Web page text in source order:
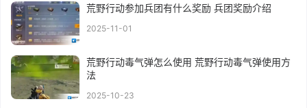
荒野行动参加兵团有什么奖励 兵团奖励介绍
2025-11-01
荒野行动毒气弹怎么使用 荒野行动毒气弹使用方
法
2025-10-23